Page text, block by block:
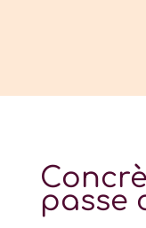
passe